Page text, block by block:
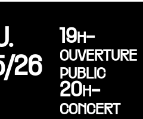
26
19h-
ouverture
public
20h-
concert